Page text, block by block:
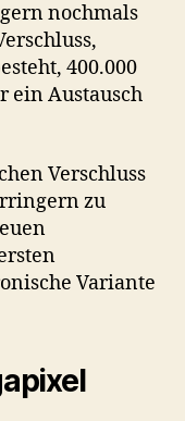
nochmals
400.000
ein Austausch
Verschluss
zu
Variante